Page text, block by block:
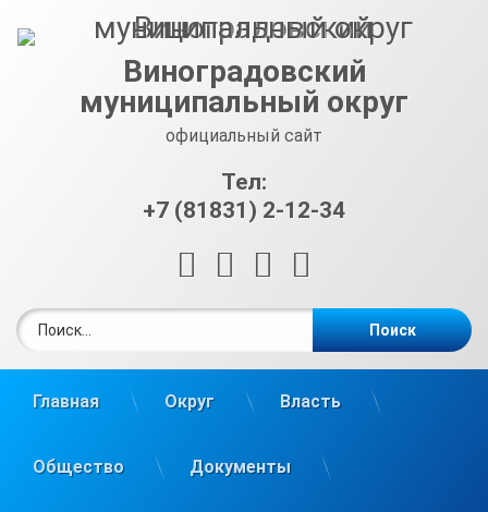
Виноградовский
муниципальный округ
официальный сайт
Тел:
+7 (81831) 2-12-34
RSS E-mailВКонтакте
Главная Округ Власть
Общество Документы